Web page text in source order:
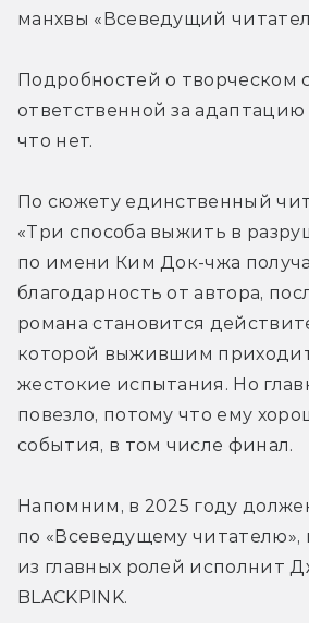
манхвы «Всеведущий
Подробностей о творческом
ответственной за
что нет.
По сюжету единственный
«Три способа выжить в
по имени Ким Док-чжа
благодарность от автора,
романа становится
которой выжившим
жестокие испытания. Но
повезло, потому что ему
события, в том числе финал.
Напомним, в 2025 году
по «Всеведущему читателю»,
из главных ролей исполнит
BLACKPINK.